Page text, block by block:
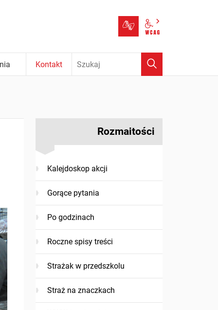
Tłumacz języka
Panel wcag
Kontakt Wyszukaj
Rozmaitości
Kalejdoskop akcji
Gorące pytania
Po godzinach
Roczne spisy treści
Strażak w przedszkolu
Straż na znaczkach